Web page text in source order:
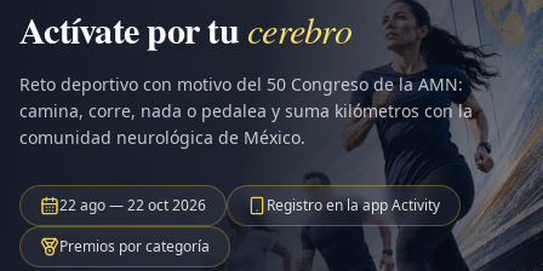
Actívate por tu cerebro
Reto deportivo con motivo del 50 Congreso de la AMN:
camina, corre, nada o pedalea y suma kilómetros con la
comunidad neurológica de México.
22 ago — 22 oct 2026
Registro en la app Activity
Premios por categoría